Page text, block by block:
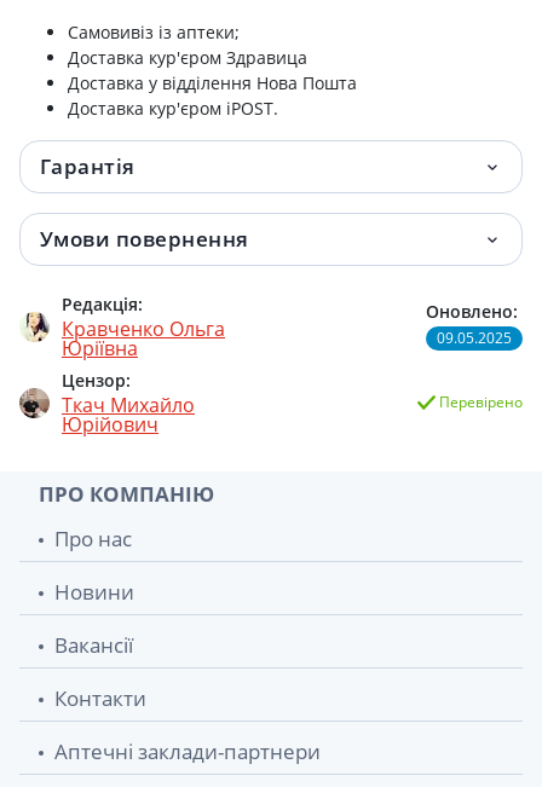
Самовивіз із аптеки;
Доставка кур'єром Здравица
Доставка у відділення Нова Пошта
Доставка кур'єром iPOST.
Гарантія
Умови повернення
Редакція:
Кравченко Ольга
Юріївна
Цензор:
Ткач Михайло
Юрійович
Оновлено:
09.05.2025
Перевірено
ПРО КОМПАНІЮ
Про нас
Новини
Вакансії
Контакти
Аптечні заклади-партнери